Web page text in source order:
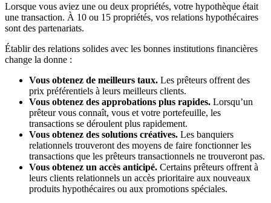
Lorsque vous aviez une ou deux propriétés, votre hypothèque était
une transaction. À 10 ou 15 propriétés, vos relations hypothécaires
sont des partenariats.
Établir des relations solides avec les bonnes institutions financières
change la donne :
Vous obtenez de meilleurs taux. Les prêteurs offrent des
prix préférentiels à leurs meilleurs clients.
Vous obtenez des approbations plus rapides. Lorsqu’un
prêteur vous connaît, vous et votre portefeuille, les
transactions se déroulent plus rapidement.
Vous obtenez des solutions créatives. Les banquiers
relationnels trouveront des moyens de faire fonctionner les
transactions que les prêteurs transactionnels ne trouveront pas.
Vous obtenez un accès anticipé. Certains prêteurs offrent à
leurs clients relationnels un accès prioritaire aux nouveaux
produits hypothécaires ou aux promotions spéciales.